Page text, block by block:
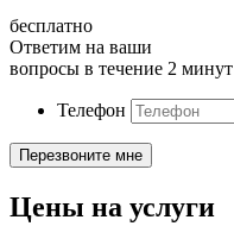
бесплатно
Ответим на ваши
вопросы в течение 2 минут
Телефон
Цены на услуги